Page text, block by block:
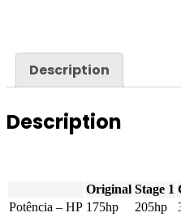
quantity
Description
Description
Original Stage 1
Potência – HP 175hp 205hp